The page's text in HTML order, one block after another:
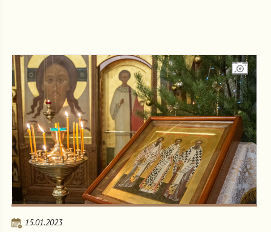
15.01.2023